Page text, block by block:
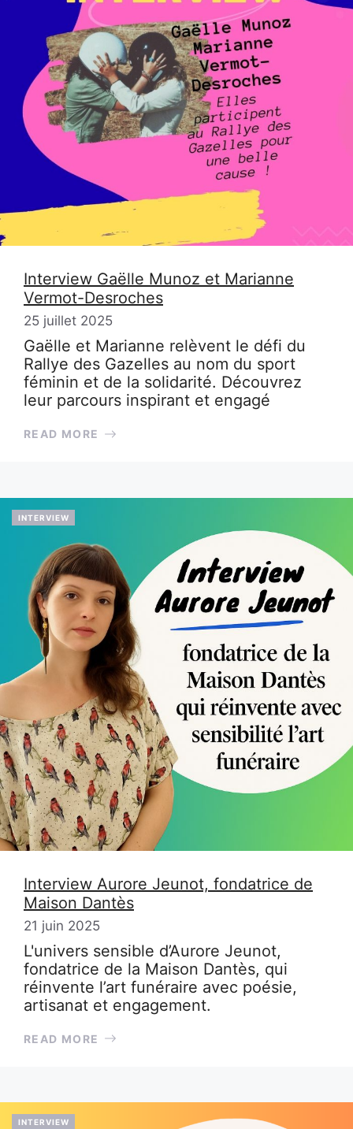
Interview Gaëlle Munoz et Marianne
Vermot-Desroches
25 juillet 2025
Gaëlle et Marianne relèvent le défi du
Rallye des Gazelles au nom du sport
féminin et de la solidarité. Découvrez
leur parcours inspirant et engagé
READ MORE
INTERVIEW
Interview Aurore Jeunot, fondatrice de
Maison Dantès
21 juin 2025
L'univers sensible d’Aurore Jeunot,
fondatrice de la Maison Dantès, qui
réinvente l’art funéraire avec poésie,
artisanat et engagement.
READ MORE
INTERVIEW